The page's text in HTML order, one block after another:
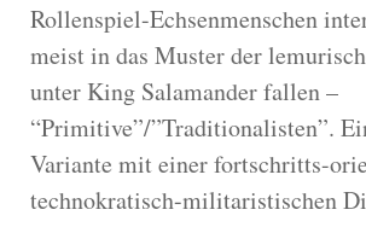
Rollenspiel-Echsenmenschen
meist in das Muster der
unter King Salamander fallen –
“Primitive”/”Traditionalisten”.
Variante mit einer fortschritts-
technokratisch-militaristischen